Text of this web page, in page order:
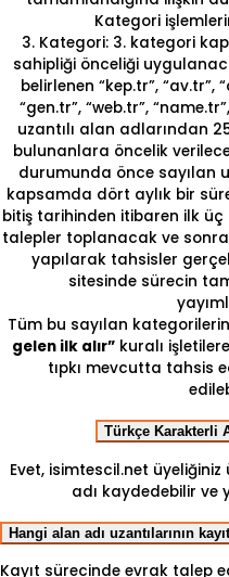
Kategori
3. Kategori: 3. kategori
sahipliği önceliği
belirlenen “kep.tr”, “av.tr”,
“gen.tr”, “web.tr”,
uzantılı alan adlarından
bulunanlara öncelik
durumunda önce sayılan
kapsamda dört aylık bir
bitiş tarihinden itibaren ilk
talepler toplanacak ve
yapılarak tahsisler
sitesinde sürecin
Tüm bu sayılan
gelen ilk alır” kuralı
tıpkı mevcutta tahsis
Türkçe Karakterli
Evet, isimtescil.net
adı kaydedebilir ve
Hangi alan adı uzantılarının
Kayıt sürecinde evrak talep